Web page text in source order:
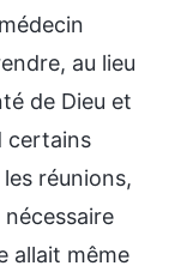
au lieu
de Dieu et
certains
réunions,
nécessaire
allait même